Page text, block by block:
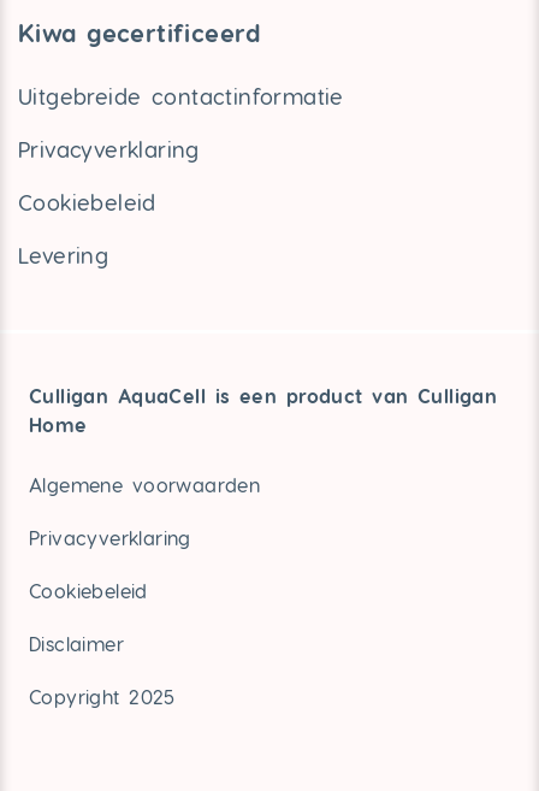
Kiwa gecertificeerd
Uitgebreide contactinformatie
Privacyverklaring
Cookiebeleid
Levering
Culligan AquaCell is een product van Culligan
Home
Algemene voorwaarden
Privacyverklaring
Cookiebeleid
Disclaimer
Copyright 2025